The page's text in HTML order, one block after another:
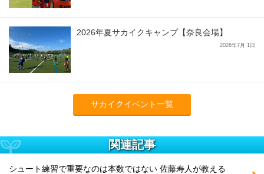
2026年夏サカイクキャンプ【奈良会場】
2026年7月 1日
サカイクイベント一覧
関連記事
シュート練習で重要なのは本数ではない 佐藤寿人が教える